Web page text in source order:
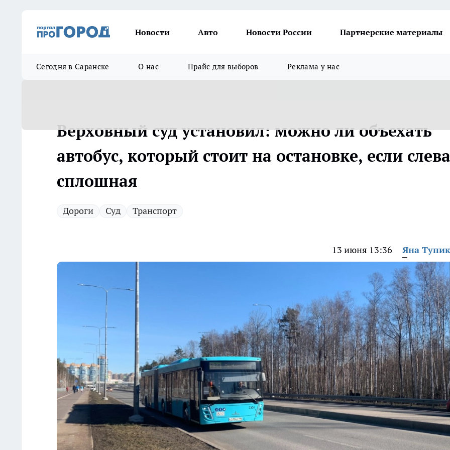
Новости Авто Новости России Партнерские материалы
Сегодня в Саранске О нас Прайс для выборов Реклама у нас
Верховный суд установил: можно ли объехать
автобус, который стоит на остановке, если слева
сплошная
Дороги Суд Транспорт
13 июня 13:36 Яна